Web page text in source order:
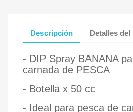
Descripción Detalles
- DIP Spray BANANA
carnada de PESCA
- Botella x 50 cc
- Ideal para pesca de